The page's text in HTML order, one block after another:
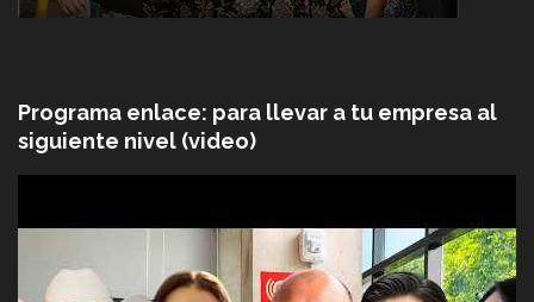
Programa enlace: para llevar a tu empresa al
siguiente nivel (video)